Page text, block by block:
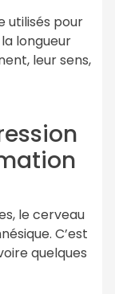
utilisés pour
longueur
leur sens,
le cerveau
C’est
quelques